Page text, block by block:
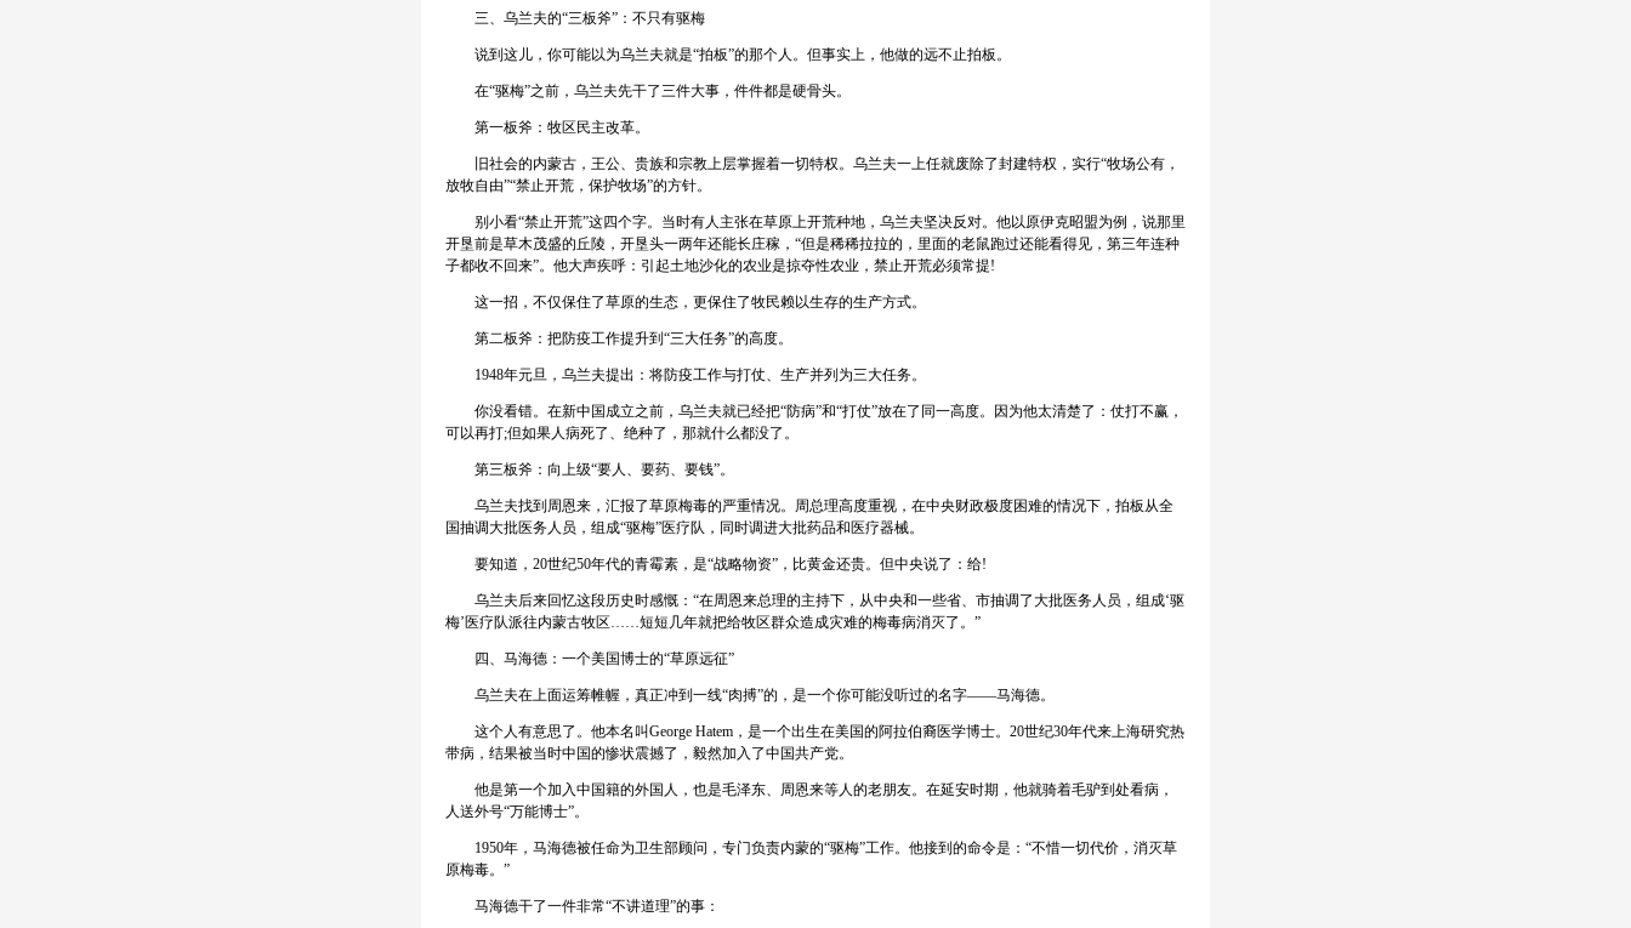
三、乌兰夫的“三板斧”：不只有驱梅
说到这儿，你可能以为乌兰夫就是“拍板”的那个人。但事实上，他做的远不止拍板。
在“驱梅”之前，乌兰夫先干了三件大事，件件都是硬骨头。
第一板斧：牧区民主改革。
旧社会的内蒙古，王公、贵族和宗教上层掌握着一切特权。乌兰夫一上任就废除了封建特权，实行“牧场公有，
放牧自由”“禁止开荒，保护牧场”的方针。
别小看“禁止开荒”这四个字。当时有人主张在草原上开荒种地，乌兰夫坚决反对。他以原伊克昭盟为例，说那里
开垦前是草木茂盛的丘陵，开垦头一两年还能长庄稼，“但是稀稀拉拉的，里面的老鼠跑过还能看得见，第三年连种
子都收不回来”。他大声疾呼：引起土地沙化的农业是掠夺性农业，禁止开荒必须常提!
这一招，不仅保住了草原的生态，更保住了牧民赖以生存的生产方式。
第二板斧：把防疫工作提升到“三大任务”的高度。
1948年元旦，乌兰夫提出：将防疫工作与打仗、生产并列为三大任务。
你没看错。在新中国成立之前，乌兰夫就已经把“防病”和“打仗”放在了同一高度。因为他太清楚了：仗打不赢，
可以再打;但如果人病死了、绝种了，那就什么都没了。
第三板斧：向上级“要人、要药、要钱”。
乌兰夫找到周恩来，汇报了草原梅毒的严重情况。周总理高度重视，在中央财政极度困难的情况下，拍板从全
国抽调大批医务人员，组成“驱梅”医疗队，同时调进大批药品和医疗器械。
要知道，20世纪50年代的青霉素，是“战略物资”，比黄金还贵。但中央说了：给!
乌兰夫后来回忆这段历史时感慨：“在周恩来总理的主持下，从中央和一些省、市抽调了大批医务人员，组成‘驱
梅’医疗队派往内蒙古牧区……短短几年就把给牧区群众造成灾难的梅毒病消灭了。”
四、马海德：一个美国博士的“草原远征”
乌兰夫在上面运筹帷幄，真正冲到一线“肉搏”的，是一个你可能没听过的名字——马海德。
这个人有意思了。他本名叫George Hatem，是一个出生在美国的阿拉伯裔医学博士。20世纪30年代来上海研究热
带病，结果被当时中国的惨状震撼了，毅然加入了中国共产党。
他是第一个加入中国籍的外国人，也是毛泽东、周恩来等人的老朋友。在延安时期，他就骑着毛驴到处看病，
人送外号“万能博士”。
1950年，马海德被任命为卫生部顾问，专门负责内蒙的“驱梅”工作。他接到的命令是：“不惜一切代价，消灭草
原梅毒。”
马海德干了一件非常“不讲道理”的事：